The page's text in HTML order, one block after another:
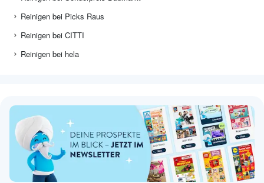
Reinigen bei Picks Raus
Reinigen bei CITTI
Reinigen bei hela